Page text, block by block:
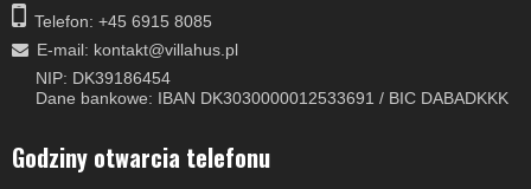
Telefon: +45 6915 8085
E-mail: kontakt@villahus.pl
NIP: DK39186454
Dane bankowe: IBAN DK3030000012533691 / BIC DABADKKK
Godziny otwarcia telefonu